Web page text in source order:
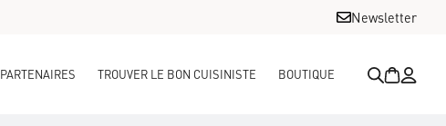
Newsletter
PARTENAIRES TROUVER LE BON CUISINISTE BOUTIQUE